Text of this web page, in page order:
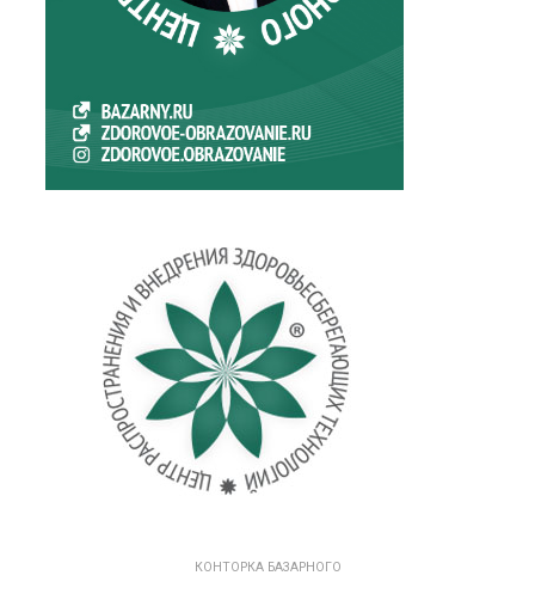
КОНТОРКА БАЗАРНОГО